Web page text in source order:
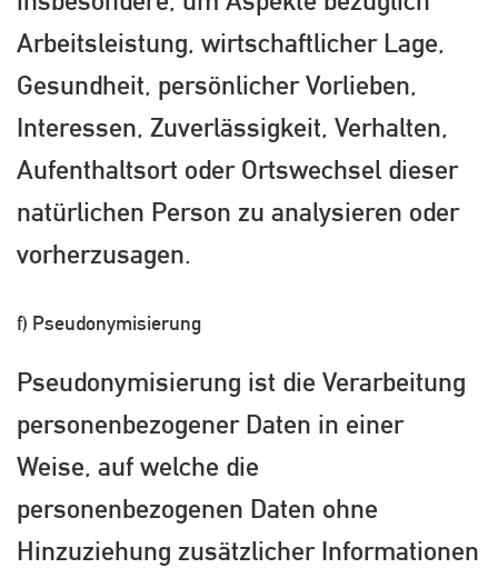
Arbeitsleistung, wirtschaftlicher Lage,
Gesundheit, persönlicher Vorlieben,
Interessen, Zuverlässigkeit, Verhalten,
Aufenthaltsort oder Ortswechsel dieser
natürlichen Person zu analysieren oder
vorherzusagen.
f) Pseudonymisierung
Pseudonymisierung ist die Verarbeitung
personenbezogener Daten in einer
Weise, auf welche die
personenbezogenen Daten ohne
Hinzuziehung zusätzlicher Informationen